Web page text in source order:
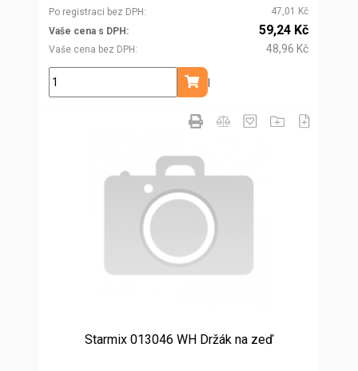
Po registraci bez DPH
47,01 Kč
Vaše cena s DPH
Vaše cena bez DPH
59,24 Kč
48,96 Kč
bal
Přidat do košíku
Starmix 013046 WH Držák na zeď